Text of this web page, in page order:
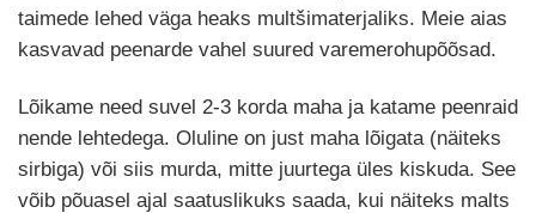
taimede lehed väga heaks multšimaterjaliks. Meie aias
kasvavad peenarde vahel suured varemerohupõõsad.
Lõikame need suvel 2-3 korda maha ja katame peenraid
nende lehtedega. Oluline on just maha lõigata (näiteks
sirbiga) või siis murda, mitte juurtega üles kiskuda. See
võib põuasel ajal saatuslikuks saada, kui näiteks malts